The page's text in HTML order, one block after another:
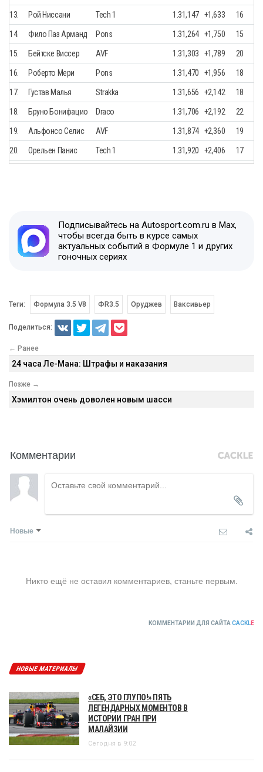
13. Рой Ниссани Tech 1 1.31,147 +1,633 16
14. Фило Паз Арманд Pons 1.31,264 +1,750 15
15. Бейтске Виссер AVF 1.31,303 +1,789 20
16. Роберто Мери Pons 1.31,470 +1,956 18
17. Густав Малья Strakka 1.31,656 +2,142 18
18. Бруно Бонифацио Draco 1.31,706 +2,192 22
19. Альфонсо Селис AVF 1.31,874 +2,360 19
20. Орельен Панис Tech 1 1.31,920 +2,406 17
Подписывайтесь на Autosport.com.ru в Max,
чтобы всегда быть в курсе самых
актуальных событий в Формуле 1 и других
гоночных сериях
Теги: Формула 3.5 V8 ФR3.5 Оруджев Ваксивьер
Поделиться:
← Ранее
24 часа Ле-Мана: Штрафы и наказания
Позже →
Хэмилтон очень доволен новым шасси
Комментарии
Новые
Никто ещё не оставил комментариев, станьте первым.
КОММЕНТАРИИ ДЛЯ САЙТА CACKLE
НОВЫЕ МАТЕРИАЛЫ
«СЕБ, ЭТО ГЛУПО!» ПЯТЬ
ЛЕГЕНДАРНЫХ МОМЕНТОВ В
ИСТОРИИ ГРАН ПРИ
МАЛАЙЗИИ
Сегодня в 9:02